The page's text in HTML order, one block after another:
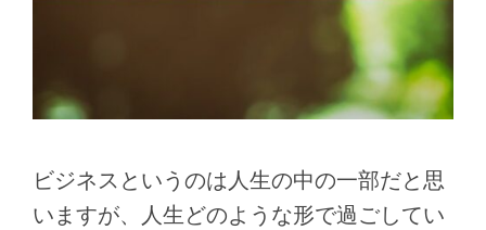
ビジネスというのは人生の中の一部だと思
いますが、人生どのような形で過ごしてい